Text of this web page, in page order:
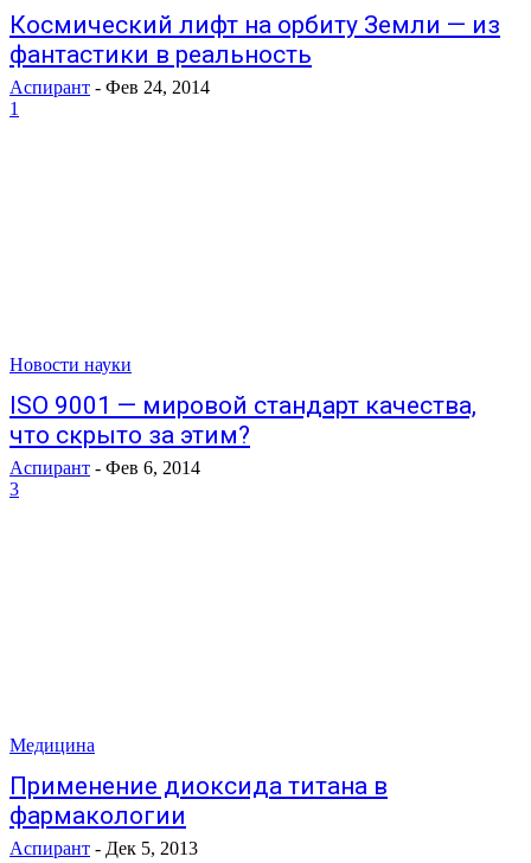
Космический лифт на орбиту Земли — из
фантастики в реальность
Аспирант - Фев 24, 2014
1
Новости науки
ISO 9001 — мировой стандарт качества,
что скрыто за этим?
Аспирант - Фев 6, 2014
3
Медицина
Применение диоксида титана в
фармакологии
Аспирант - Дек 5, 2013